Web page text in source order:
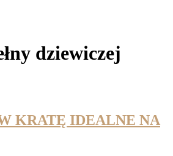
dziewiczej
KRATĘ IDEALNE NA